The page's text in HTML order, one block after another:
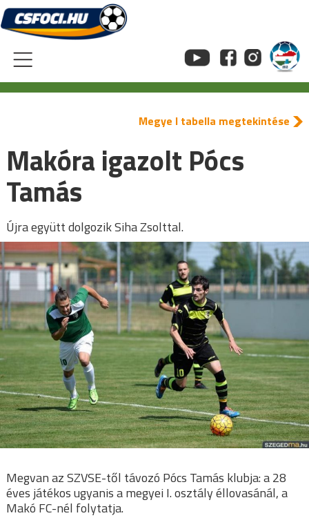
Skip
to
content
Megye I tabella megtekintése
Makóra igazolt Pócs
Tamás
Újra együtt dolgozik Siha Zsolttal.
Megvan az SZVSE-től távozó Pócs Tamás klubja: a 28
éves játékos ugyanis a megyei I. osztály éllovasánál, a
Makó FC-nél folytatja.